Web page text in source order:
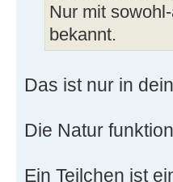
Nur mit
bekannt.
Das ist nur in
Die Natur
Ein Teilchen ist